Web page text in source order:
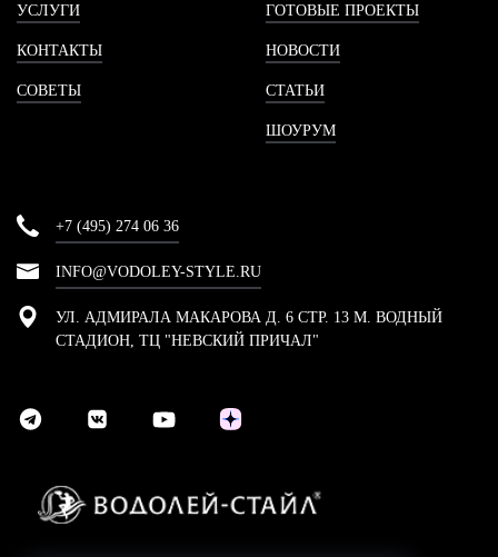
УСЛУГИ
КОНТАКТЫ
СОВЕТЫ
ГОТОВЫЕ ПРОЕКТЫ
НОВОСТИ
СТАТЬИ
ШОУРУМ
+7 (495) 274 06 36
INFO@VODOLEY-STYLE.RU
УЛ. АДМИРАЛА МАКАРОВА Д. 6 СТР. 13 М. ВОДНЫЙ
СТАДИОН, ТЦ "НЕВСКИЙ ПРИЧАЛ"